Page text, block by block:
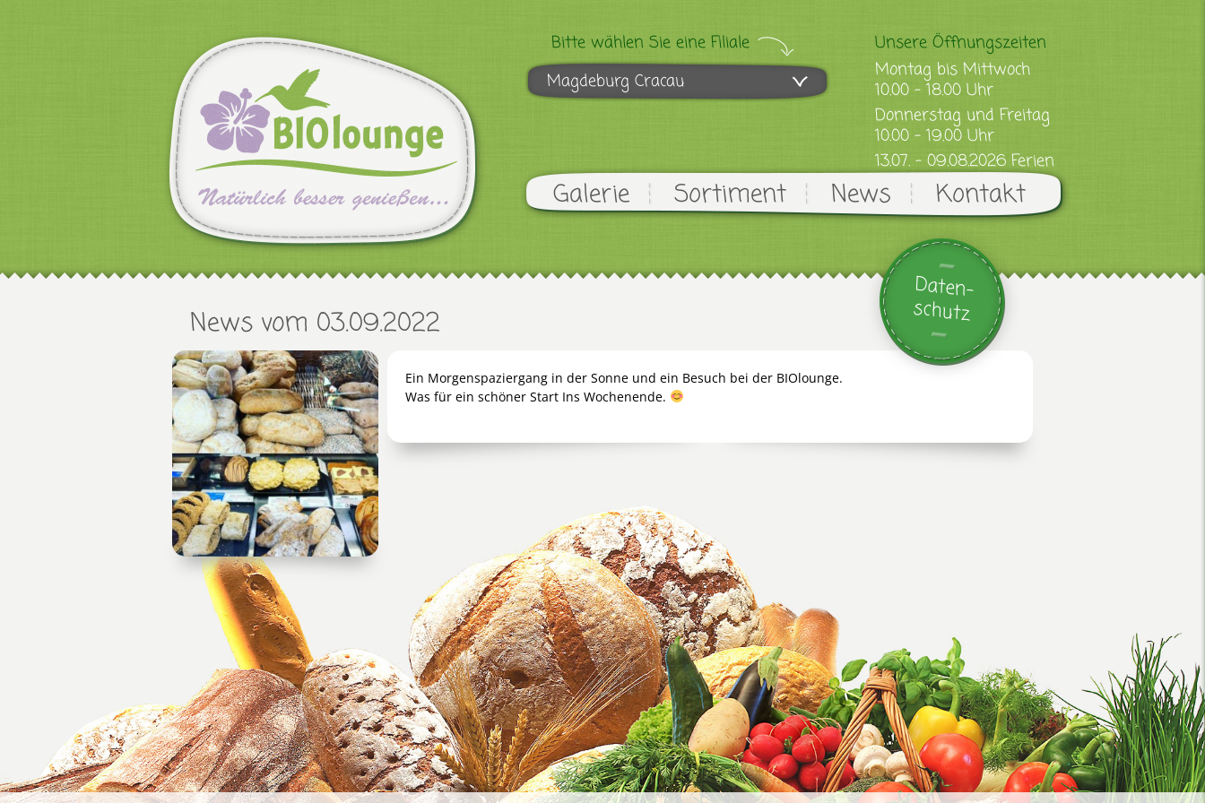
Bitte wählen Sie eine Filiale
Magdeburg Cracau
Galerie Sortiment News Kontakt
Unsere Öffnungszeiten
Montag bis Mittwoch
10.00 - 18.00 Uhr
Donnerstag und Freitag
10.00 - 19.00 Uhr
13.07. - 09.08.2026 Ferien
Daten-
schutz
News vom 03.09.2022
Ein Morgenspaziergang in der Sonne und ein Besuch bei der BIOlounge.
Was für ein schöner Start Ins Wochenende.